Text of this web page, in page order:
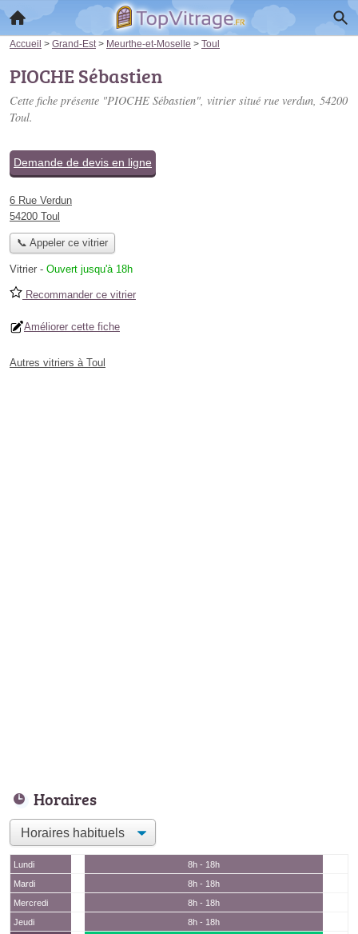
Accueil > Grand-Est > Meurthe-et-Moselle > Toul
PIOCHE Sébastien
Cette fiche présente "PIOCHE Sébastien", vitrier situé rue verdun, 54200
Toul.
Demande de devis en ligne
6 Rue Verdun
54200 Toul
📞 Appeler ce vitrier
Vitrier - Ouvert jusqu'à 18h
Recommander ce vitrier
Améliorer cette fiche
Autres vitriers à Toul
Horaires
Lundi
8h - 18h
Mardi
8h - 18h
Mercredi
8h - 18h
Jeudi
8h - 18h